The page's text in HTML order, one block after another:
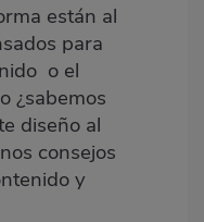
están al
para
o el
¿sabemos
diseño al
consejos
y